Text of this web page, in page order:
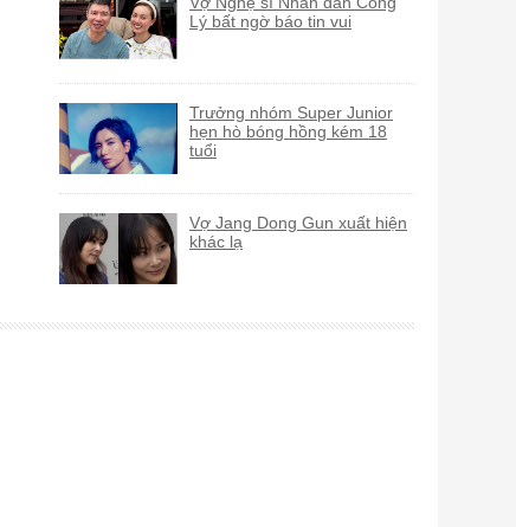
Lý bất ngờ báo tin vui
Trưởng nhóm Super Junior
hẹn hò bóng hồng kém 18
tuổi
Vợ Jang Dong Gun xuất hiện
khác lạ